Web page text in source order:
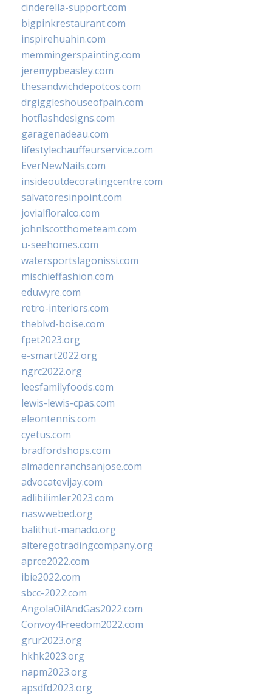
cinderella-support.com
bigpinkrestaurant.com
inspirehuahin.com
memmingerspainting.com
jeremypbeasley.com
thesandwichdepotcos.com
drgiggleshouseofpain.com
hotflashdesigns.com
garagenadeau.com
lifestylechauffeurservice.com
EverNewNails.com
insideoutdecoratingcentre.com
salvatoresinpoint.com
jovialfloralco.com
johnlscotthometeam.com
u-seehomes.com
watersportslagonissi.com
mischieffashion.com
eduwyre.com
retro-interiors.com
theblvd-boise.com
fpet2023.org
e-smart2022.org
ngrc2022.org
leesfamilyfoods.com
lewis-lewis-cpas.com
eleontennis.com
cyetus.com
bradfordshops.com
almadenranchsanjose.com
advocatevijay.com
adlibilimler2023.com
naswwebed.org
balithut-manado.org
alteregotradingcompany.org
aprce2022.com
ibie2022.com
sbcc-2022.com
AngolaOilAndGas2022.com
Convoy4Freedom2022.com
grur2023.org
hkhk2023.org
napm2023.org
apsdfd2023.org